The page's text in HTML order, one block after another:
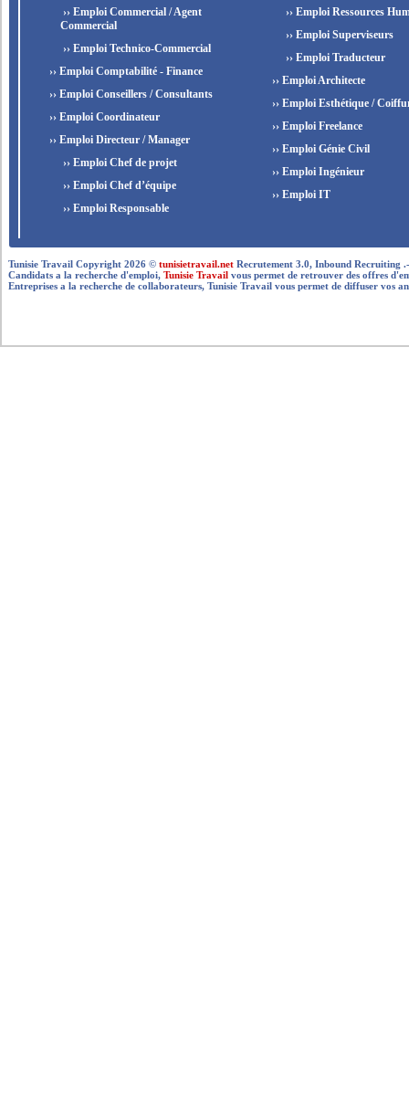
›› Emploi Commercial / Agent
Commercial
›› Emploi Technico-Commercial
›› Emploi Comptabilité - Finance
›› Emploi Conseillers / Consultants
›› Emploi Coordinateur
›› Emploi Directeur / Manager
›› Emploi Chef de projet
›› Emploi Chef d’équipe
›› Emploi Responsable
›› Emploi Ressources
›› Emploi Superviseurs
›› Emploi Traducteur
›› Emploi Architecte
›› Emploi Esthétique /
›› Emploi Freelance
›› Emploi Génie Civil
›› Emploi Ingénieur
›› Emploi IT
Tunisie Travail Copyright 2026 ©tunisietravail.net Recrutement 3.0, Inbound Recruiting
Candidats a la recherche d'emploi,Tunisie Travail vous permet de retrouver des offres
Entreprises a la recherche de collaborateurs, Tunisie Travail vous permet de diffuser vos